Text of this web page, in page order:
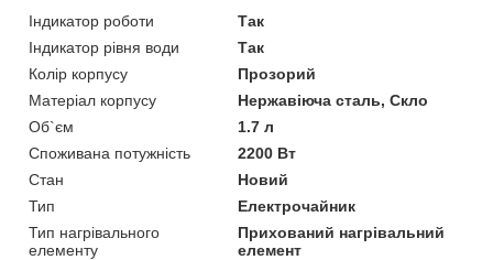
Індикатор роботи
Так
Індикатор рівня води
Так
Колір корпусу
Прозорий
Матеріал корпусу
Нержавіюча сталь, Скло
Об`єм
1.7 л
Споживана потужність
2200 Вт
Стан
Новий
Тип
Електрочайник
Тип нагрівального
елементу
Прихований нагрівальний
елемент